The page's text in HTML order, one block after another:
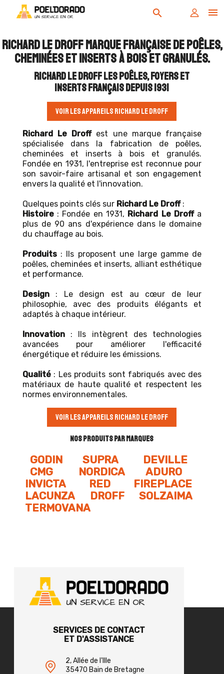

search
RICHARD LE DROFF marque française de poêles,
cheminées et inserts à bois et granulés.
RICHARD LE DROFF les poêles, foyers et
inserts français depuis 1931
VOIR LES APPAREILS RICHARD LE DROFF
Richard Le Droffest une marque française
spécialisée dans la fabrication de poêles,
cheminées et inserts à bois et granulés.
Fondée en 1931, l'entreprise est reconnue pour
son savoir-faire artisanal et son engagement
envers la qualité et l'innovation.
Quelques points clés sur Richard Le Droff:
Histoire: Fondée en 1931, Richard Le Droffa
plus de 90 ans d'expérience dans le domaine
du chauffage au bois.
Produits: Ils proposent une large gamme de
poêles, cheminées et inserts, alliant esthétique
et performance.
Design: Le design est au cœur de leur
philosophie, avec des produits élégants et
adaptés à chaque intérieur.
Innovation: Ils intègrent des technologies
avancées pour améliorer l'efficacité
énergétique et réduire les émissions.
Qualité: Les produits sont fabriqués avec des
matériaux de haute qualité et respectent les
normes environnementales.
VOIR LES APPAREILS RICHARD LE DROFF
NOS PRODUITS PAR MARQUES
GODIN SUPRA
DEVILLE
CMG
NORDICA
ADURO
INVICTA
RED
FIREPLACE
LACUNZA
DROFF
SOLZAIMA
TERMOVANA
SERVICES DE CONTACT
ET D'ASSISTANCE
2, Allée de l'Ille
35470 Bain de Bretagne